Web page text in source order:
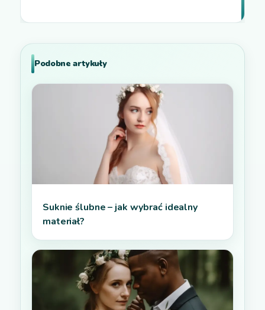
Podobne artykuły
Suknie ślubne – jak wybrać idealny
materiał?